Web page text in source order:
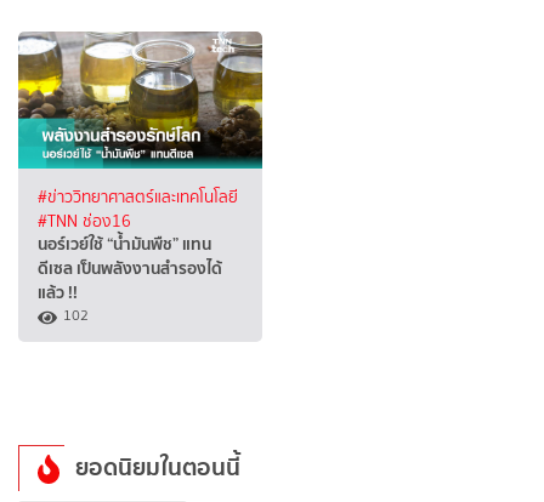
#ข่าววิทยาศาสตร์และเทคโนโลยี
#TNN ช่อง16
นอร์เวย์ใช้ “น้ำมันพืช” แทน
ดีเซล เป็นพลังงานสำรองได้
แล้ว !!
102
ยอดนิยมในตอนนี้